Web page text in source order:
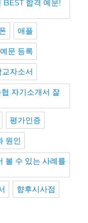
BEST 합격 예문!
애플
문 등록
교자소서
자기소개서 잘
평가인증
원인
볼 수 있는 사례를
향후시사점